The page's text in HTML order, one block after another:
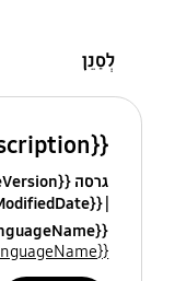
לְסַנֵן
{{file.description}}
גרסה {{file.fileVersion}}
{{file.fileModifiedDate}}
{{file.languageName}}
{{file.languageName}}